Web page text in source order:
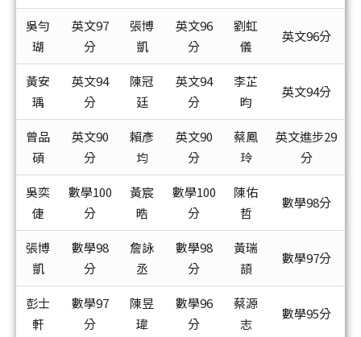
吳勻
瑚
英文97
分
張博
凱
英文96
分
劉虹
儀
英文96分
黃安
瑀
英文94
分
陳冠
廷
英文94
分
李芷
昀
英文94分
曾品
碩
英文90
分
賴彥
均
英文90
分
蔡鳳
玲
英文進步29
分
吳奕
倢
數學100
分
黃宸
晧
數學100
分
陳佑
哲
數學98分
張博
凱
數學98
分
詹詠
丞
數學98
分
黃瑞
頡
數學97分
彭士
軒
數學97
分
陳昱
瑋
數學96
分
蔡源
志
數學95分